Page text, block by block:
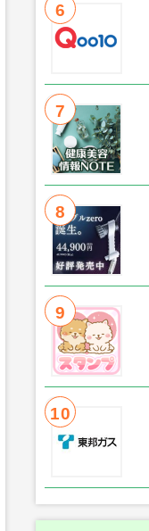
6
7
8
9
10